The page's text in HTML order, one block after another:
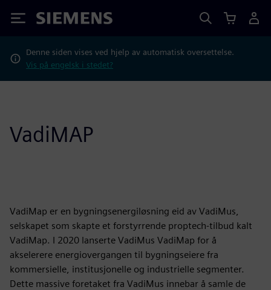
Siemens
Denne siden vises ved hjelp av automatisk oversettelse.
Vis på engelsk i stedet?
VadiMAP
VadiMap er en bygningsenergiløsning eid av VadiMus,
selskapet som skapte et forstyrrende proptech-tilbud kalt
VadiMap. I 2020 lanserte VadiMus VadiMap for å
akselerere energiovergangen til bygningseiere fra
kommersielle, institusjonelle og industrielle segmenter.
Dette massive foretaket fra VadiMus innebar å samle de